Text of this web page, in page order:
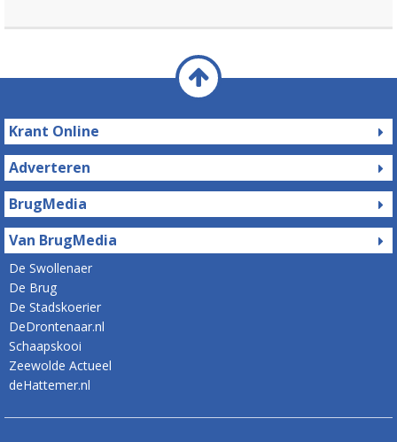
Krant Online
Adverteren
BrugMedia
Van BrugMedia
De Swollenaer
De Brug
De Stadskoerier
DeDrontenaar.nl
Schaapskooi
Zeewolde Actueel
deHattemer.nl